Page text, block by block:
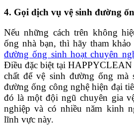
4. Gọi dịch vụ vệ sinh đường
Nếu những cách trên không
ống nhà bạn, thì hãy tham
đường ống sinh hoạt chuyên
Điều đặc biệt tại HAPPYCLEAN
chất để vệ sinh đường ống mà
đường ống công nghệ hiện đại
đó là một đội ngũ chuyên gia
nghiệp và có nhiều năm kinh
lĩnh vực này.